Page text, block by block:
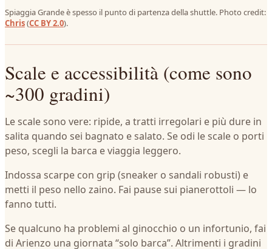
Spiaggia Grande è spesso il punto di partenza della shuttle. Photo credit:
Chris(CC BY 2.0).
Scale e accessibilità (come sono
~300 gradini)
Le scale sono vere: ripide, a tratti irregolari e più dure in
salita quando sei bagnato e salato. Se odi le scale o porti
peso, scegli la barca e viaggia leggero.
Indossa scarpe con grip (sneaker o sandali robusti) e
metti il peso nello zaino. Fai pause sui pianerottoli — lo
fanno tutti.
Se qualcuno ha problemi al ginocchio o un infortunio, fai
di Arienzo una giornata “solo barca”. Altrimenti i gradini